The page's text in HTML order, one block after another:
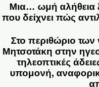
Μια… ωμή αλήθεια
που δείχνει πώς
Στο περιθώριο
Μητσοτάκη στην
τηλεοπτικές
υπομονή,